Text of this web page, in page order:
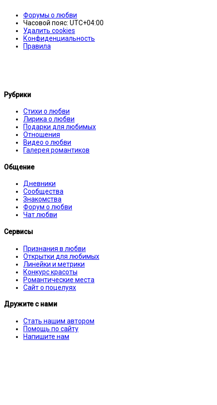
Форумы о любви
Часовой пояс: UTC+04:00
Удалить cookies
Конфиденциальность
Правила
Рубрики
Стихи о любви
Лирика о любви
Подарки для любимых
Отношения
Видео о любви
Галерея романтиков
Общение
Дневники
Сообщества
Знакомства
Форум о любви
Чат любви
Сервисы
Признания в любви
Открытки для любимых
Линейки и метрики
Конкурс красоты
Романтические места
Сайт о поцелуях
Дружите с нами
Стать нашим автором
Помощь по сайту
Напишите нам